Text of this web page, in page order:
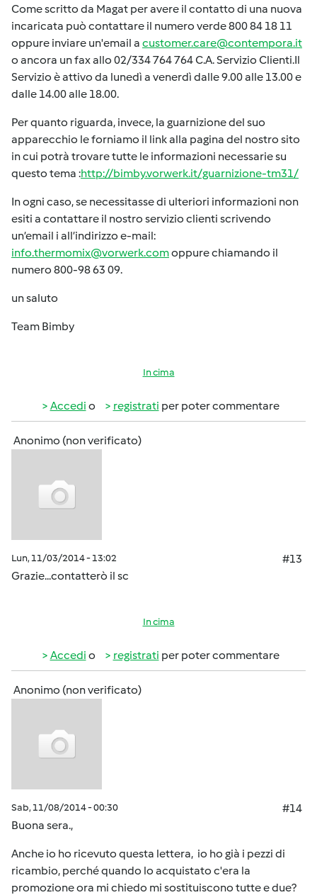
Come scritto da Magat per avere il contatto di una nuova
incaricata può contattare il numero verde 800 84 18 11
oppure inviare un'email a customer.care@contempora.it
o ancora un fax allo 02/334 764 764 C.A. Servizio Clienti.Il
Servizio è attivo da lunedì a venerdì dalle 9.00 alle 13.00 e
dalle 14.00 alle 18.00.
Per quanto riguarda, invece, la guarnizione del suo
apparecchio le forniamo il link alla pagina del nostro sito
in cui potrà trovare tutte le informazioni necessarie su
questo tema :http://bimby.vorwerk.it/guarnizione-tm31/
In ogni caso, se necessitasse di ulteriori informazioni non
esiti a contattare il nostro servizio clienti scrivendo
un’email i all’indirizzo e-mail:
info.thermomix@vorwerk.comoppure chiamando il
numero 800-98 63 09.
un saluto
Team Bimby
In cima
Accedi o registrati per poter commentare
Anonimo (non verificato)
Lun, 11/03/2014 - 13:02
#13
Grazie...contatterò il sc
In cima
Accedi o registrati per poter commentare
Anonimo (non verificato)
Sab, 11/08/2014 - 00:30
#14
Buona sera.,
Anche io ho ricevuto questa lettera, io ho già i pezzi di
ricambio, perché quando lo acquistato c'era la
promozione ora mi chiedo mi sostituiscono tutte e due?